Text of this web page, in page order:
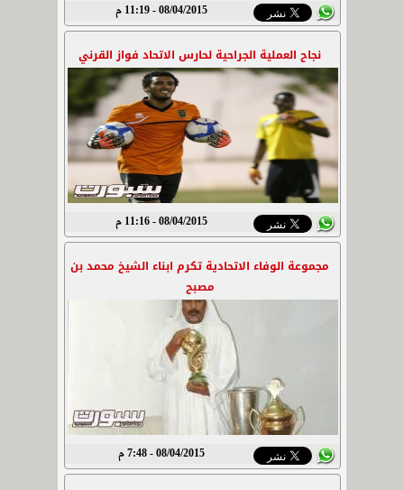
08/04/2015 - 11:19 م
نجاح العملية الجراحية لحارس الاتحاد فواز القرني
08/04/2015 - 11:16 م
مجموعة الوفاء الاتحادية تكرم ابناء الشيخ محمد بن
مصبح
08/04/2015 - 7:48 م